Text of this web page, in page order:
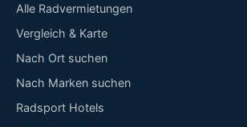
Alle Radvermietungen
Vergleich & Karte
Nach Ort suchen
Nach Marken suchen
Radsport Hotels